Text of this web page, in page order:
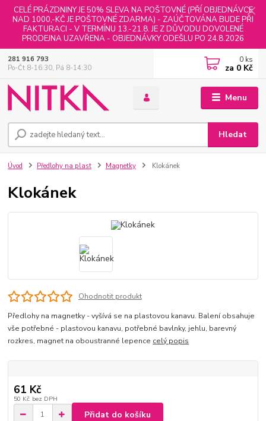
CELÉ PRÁZDNINY JE 50% SLEVA NA POŠTOVNÉ (PŘÍ OBJEDNÁVCE
NAD 1000,-KČ JE POŠTOVNÉ ZDARMA) - ZAÚČTOVÁNA BUDE PŘI
FAKTURACI - V TERMÍNU 13.-21.8. JE Z DŮVODU DOVOLENÉ
PRODEJNA UZAVŘENA - OBJEDNÁVKY ODEŠLU PO 24.8.2026
Menu
Hledat
281 916 793
Po-Čt 8-16:30, Pá 8-14:30
0 ks
za 0 Kč
Úvod Předlohy na plast Magnetky Klokánek
Klokánek
Ohodnotit produkt
Předlohy na magnetky - vyšívá se na plastovou kanavu. Balení obsahuje
vše potřebné - plastovou kanavu, potřebné bavlnky, jehlu, barevný
rozkres, magnet na oboustranné lepence celý popis
61 Kč
50 Kč bez DPH
Přidat do košíku